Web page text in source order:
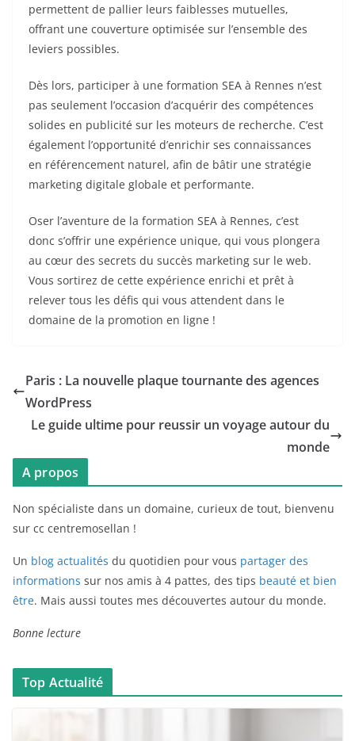
permettent de pallier leurs faiblesses mutuelles,
offrant une couverture optimisée sur l’ensemble des
leviers possibles.
Dès lors, participer à une formation SEA à Rennes n’est
pas seulement l’occasion d’acquérir des compétences
solides en publicité sur les moteurs de recherche. C’est
également l’opportunité d’enrichir ses connaissances
en référencement naturel, afin de bâtir une stratégie
marketing digitale globale et performante.
Oser l’aventure de la formation SEA à Rennes, c’est
donc s’offrir une expérience unique, qui vous plongera
au cœur des secrets du succès marketing sur le web.
Vous sortirez de cette expérience enrichi et prêt à
relever tous les défis qui vous attendent dans le
domaine de la promotion en ligne !
Paris : La nouvelle plaque tournante des agences
WordPress
Le guide ultime pour reussir un voyage autour du
monde
A propos
Non spécialiste dans un domaine, curieux de tout, bienvenu
sur cc centremosellan !
Un blog actualités du quotidien pour vous partager des
informations sur nos amis à 4 pattes, des tips beauté et bien
être. Mais aussi toutes mes découvertes autour du monde.
Bonne lecture
Top Actualité